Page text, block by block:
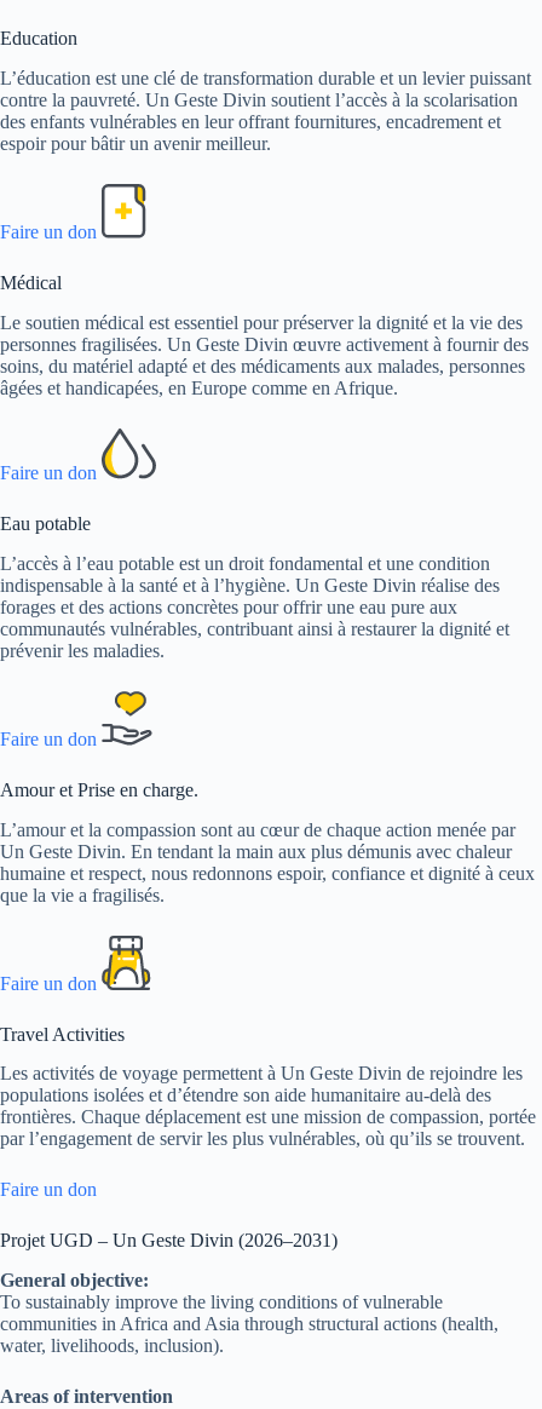
Education
L’éducation est une clé de transformation durable et un levier puissant
contre la pauvreté. Un Geste Divin soutient l’accès à la scolarisation
des enfants vulnérables en leur offrant fournitures, encadrement et
espoir pour bâtir un avenir meilleur.
Faire un don
Médical
Le soutien médical est essentiel pour préserver la dignité et la vie des
personnes fragilisées. Un Geste Divin œuvre activement à fournir des
soins, du matériel adapté et des médicaments aux malades, personnes
âgées et handicapées, en Europe comme en Afrique.
Faire un don
Eau potable
L’accès à l’eau potable est un droit fondamental et une condition
indispensable à la santé et à l’hygiène. Un Geste Divin réalise des
forages et des actions concrètes pour offrir une eau pure aux
communautés vulnérables, contribuant ainsi à restaurer la dignité et
prévenir les maladies.
Faire un don
Amour et Prise en charge.
L’amour et la compassion sont au cœur de chaque action menée par
Un Geste Divin. En tendant la main aux plus démunis avec chaleur
humaine et respect, nous redonnons espoir, confiance et dignité à ceux
que la vie a fragilisés.
Faire un don
Travel Activities
Les activités de voyage permettent à Un Geste Divin de rejoindre les
populations isolées et d’étendre son aide humanitaire au-delà des
frontières. Chaque déplacement est une mission de compassion, portée
par l’engagement de servir les plus vulnérables, où qu’ils se trouvent.
Faire un don
Projet UGD – Un Geste Divin (2026–2031)
General objective:
To sustainably improve the living conditions of vulnerable
communities in Africa and Asia through structural actions (health,
water, livelihoods, inclusion).
Areas of intervention